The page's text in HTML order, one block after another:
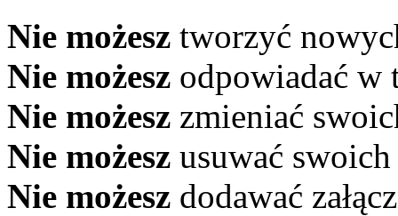
Nie możesz tworzyć
Nie możesz odpowiadać w
Nie możesz zmieniać
Nie możesz usuwać
Nie możesz dodawać